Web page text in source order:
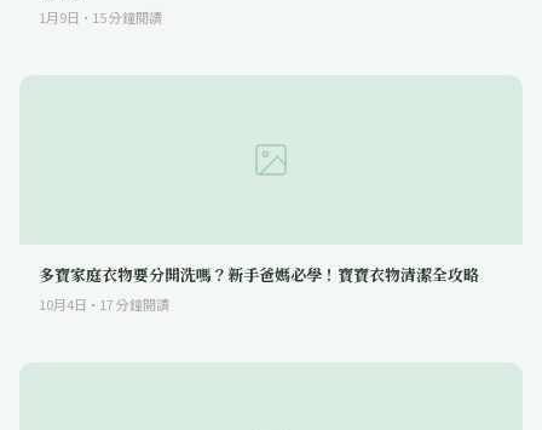
1月9日 · 15分鐘閱讀
多寶家庭衣物要分開洗嗎？新手爸媽必學！寶寶衣物清潔全攻略
10月4日 · 17分鐘閱讀